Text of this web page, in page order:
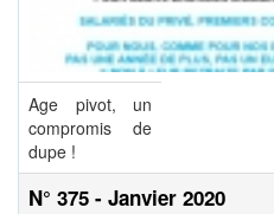
Age pivot, un
compromis de
dupe !
N° 375 - Janvier 2020